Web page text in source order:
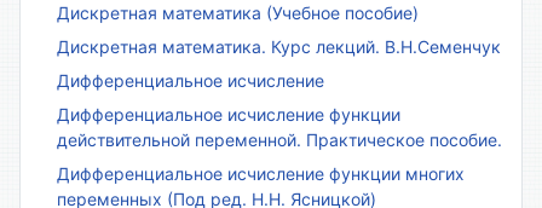
Дискретная математика (Учебное пособие)
Дискретная математика. Курс лекций. В.Н.Семенчук
Дифференциальное исчисление
Дифференциальное исчисление функции
действительной переменной. Практическое пособие.
Дифференциальное исчисление функции многих
переменных (Под ред. Н.Н. Ясницкой)